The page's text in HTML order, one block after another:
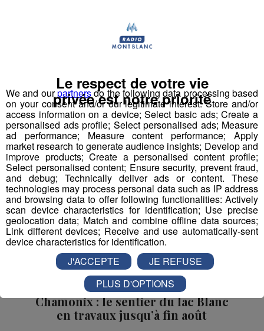
l’interpellent chez lui
L’homme qui s’était filmé à visage découvert le mois
d'Annecy.
Société
Chamonix : le sentier du lac Blanc
en travaux jusqu’à fin août
We and ourpartnersdo the following data processing based
on your consent and/or our legitimate interest: Store and/or
access information on a device; Select basic ads; Create a
personalised ads profile; Select personalised ads; Measure
ad performance; Measure content performance; Apply
market research to generate audience insights; Develop and
improve products; Create a personalised content profile;
Select personalised content; Ensure security, prevent fraud,
and debug; Technically deliver ads or content. These
technologies may process personal data such as IP address
and browsing data to offer following functionalities: Actively
scan device characteristics for identification; Use precise
geolocation data; Match and combine offline data sources;
Link different devices; Receive and use automatically-sent
device characteristics for identification.
Le respect de votre vie
privée est notre priorité
J'ACCEPTE
JE REFUSE
PLUS D'OPTIONS